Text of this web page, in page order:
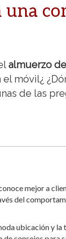
almuerzo
móvil¿
de las
mejor a
del
ubicación y la